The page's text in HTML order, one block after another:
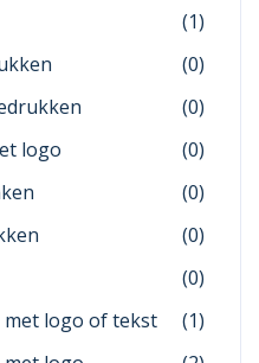
(1)
(0)
(0)
logo
(0)
(0)
(0)
(0)
logo of tekst
(1)